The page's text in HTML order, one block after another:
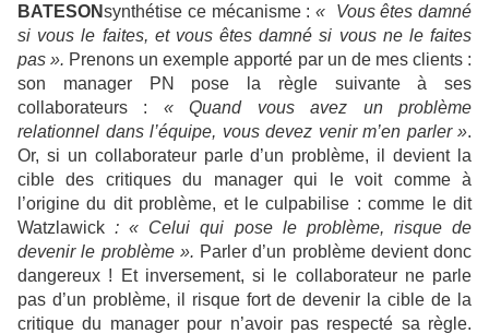
BATESONsynthétise ce mécanisme : « Vous êtes damné
si vous le faites, et vous êtes damné si vous ne le faites
pas ». Prenons un exemple apporté par un de mes clients :
son manager PN pose la règle suivante à ses
collaborateurs :
« Quand vous avez un problème
relationnel dans l’équipe, vous devez venir m’en parler ».
Or, si un collaborateur parle d’un problème, il devient la
cible des critiques du manager qui le voit comme à
l’origine du dit problème, et le culpabilise : comme le dit
Watzlawick: « Celui qui pose le problème, risque de
devenir le problème ». Parler d’un problème devient donc
dangereux ! Et inversement, si le collaborateur ne parle
pas d’un problème, il risque fort de devenir la cible de la
critique du manager pour n’avoir pas respecté sa règle.